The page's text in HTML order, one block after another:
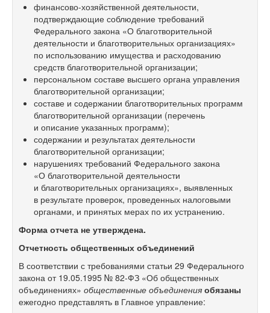
финансово-хозяйственной деятельности,
подтверждающие соблюдение требований
Федерального закона «О благотворительной
деятельности и благотворительных организациях»
по использованию имущества и расходованию
средств благотворительной организации;
персональном составе высшего органа управления
благотворительной организации;
составе и содержании благотворительных программ
благотворительной организации (перечень
и описание указанных программ);
содержании и результатах деятельности
благотворительной организации;
нарушениях требований Федерального закона
«О благотворительной деятельности
и благотворительных организациях», выявленных
в результате проверок, проведенных налоговыми
органами, и принятых мерах по их устранению.
Форма отчета не утверждена.
Отчетность общественных объединений
В соответствии с требованиями статьи 29 Федерального
закона от 19.05.1995 № 82-ФЗ «Об общественных
объединениях» общественные объединения обязаны
ежегодно представлять в Главное управление: